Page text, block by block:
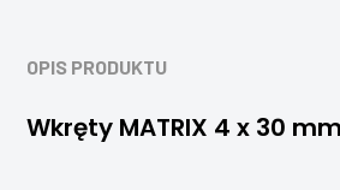
OPIS PRODUKTU
Wkręty MATRIX 4 x 30 mm